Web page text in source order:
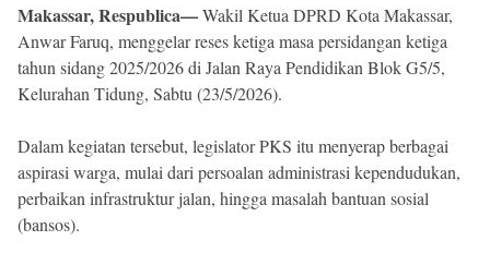
Makassar, Respublica—Wakil Ketua DPRD Kota Makassar,
Anwar Faruq, menggelar reses ketiga masa persidangan ketiga
tahun sidang 2025/2026 di Jalan Raya Pendidikan Blok G5/5,
Kelurahan Tidung, Sabtu (23/5/2026).
Dalam kegiatan tersebut, legislator PKS itu menyerap berbagai
aspirasi warga, mulai dari persoalan administrasi kependudukan,
perbaikan infrastruktur jalan, hingga masalah bantuan sosial
(bansos).